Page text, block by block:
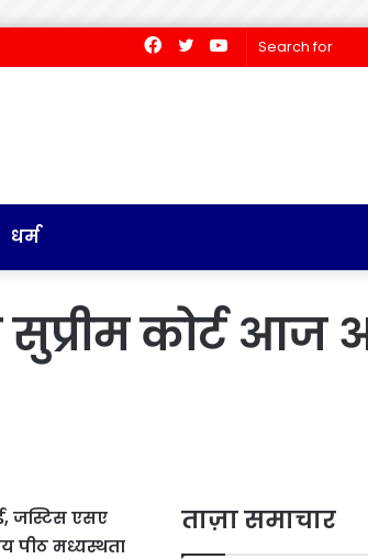
YouTube
Twitter
Facebook
धर्म
कोर्ट आज
जस्टिस एसए
पीठ मध्यस्थता
ताज़ा समाचार